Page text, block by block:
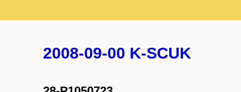
2008-09-00 K-SCUK